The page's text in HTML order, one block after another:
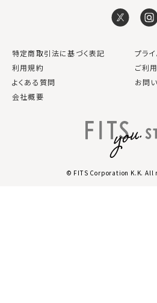
特定商取引法に基づく表記
プラ
利用規約
ご利
よくある質問
お問
会社概要
© FITS Corporation K.K. All